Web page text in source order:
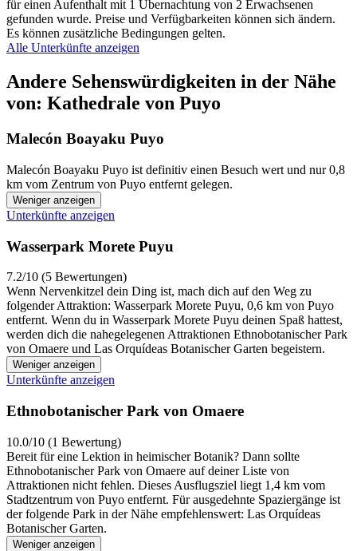
für einen Aufenthalt mit 1 Übernachtung von 2 Erwachsenen
gefunden wurde. Preise und Verfügbarkeiten können sich ändern.
Es können zusätzliche Bedingungen gelten.
Alle Unterkünfte anzeigen
Andere Sehenswürdigkeiten in der Nähe
von: Kathedrale von Puyo
Malecón Boayaku Puyo
Malecón Boayaku Puyo ist definitiv einen Besuch wert und nur 0,8
km vom Zentrum von Puyo entfernt gelegen.
Weniger anzeigen
Unterkünfte anzeigen
Wasserpark Morete Puyu
7.2/10 (5 Bewertungen)
Wenn Nervenkitzel dein Ding ist, mach dich auf den Weg zu
folgender Attraktion: Wasserpark Morete Puyu, 0,6 km von Puyo
entfernt. Wenn du in Wasserpark Morete Puyu deinen Spaß hattest,
werden dich die nahegelegenen Attraktionen Ethnobotanischer Park
von Omaere und Las Orquídeas Botanischer Garten begeistern.
Weniger anzeigen
Unterkünfte anzeigen
Ethnobotanischer Park von Omaere
10.0/10 (1 Bewertung)
Bereit für eine Lektion in heimischer Botanik? Dann sollte
Ethnobotanischer Park von Omaere auf deiner Liste von
Attraktionen nicht fehlen. Dieses Ausflugsziel liegt 1,4 km vom
Stadtzentrum von Puyo entfernt. Für ausgedehnte Spaziergänge ist
der folgende Park in der Nähe empfehlenswert: Las Orquídeas
Botanischer Garten.
Weniger anzeigen